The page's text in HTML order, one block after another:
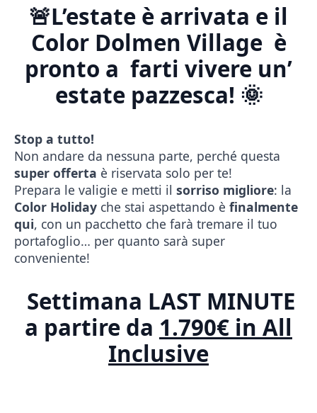
🚨L’estate è arrivata e il
Color Dolmen Village è
pronto a farti vivere un’
estate pazzesca! 🌞
Stop a tutto!
Non andare da nessuna parte, perché questa
super offerta è riservata solo per te!
Prepara le valigie e metti il sorriso migliore: la
Color Holiday che stai aspettando è finalmente
qui, con un pacchetto che farà tremare il tuo
portafoglio… per quanto sarà super
conveniente!
Settimana LAST MINUTE
a partire da 1.790€ in All
Inclusive